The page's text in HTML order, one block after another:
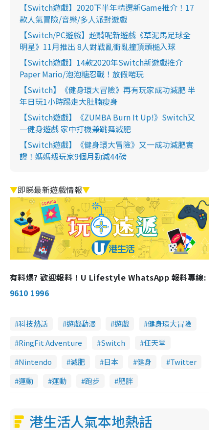
【Switch遊戲】2020下半年精選新Game推介！17
款人氣冒險/音樂/多人派對遊戲
【Switch/PC遊戲】超騎呢新遊戲《草泥馬足球全
明星》11月推出 8人對戰亂衝亂撞頂頭槌入球
【Switch遊戲】14款2020年Switch新遊戲推介
Paper Mario/泡泡糖忍戰！放假啱玩
【Switch】《健身環大冒險》再有玩家成功減肥 半
年日玩1小時踢走大肚腩瘦身
【Switch遊戲】《ZUMBA Burn It Up!》Switch又
一健身遊戲 家中打機兼跳舞減肥
【Switch遊戲】《健身環大冒險》又一成功減肥實
證！媽媽級玩家9個月勁減44磅
▼即睇最新遊戲情報▼
有料爆? 歡迎報料！U Lifestyle WhatsApp 報料專線:
9610 1996
科技熱話 遊戲動漫 遊戲
健身環大冒險
RingFit Adventure
Switch
任天堂
Nintendo
減肥 日本 健身
Twitter
運動
運動 跑步 肥胖
港生活人氣本地熱話